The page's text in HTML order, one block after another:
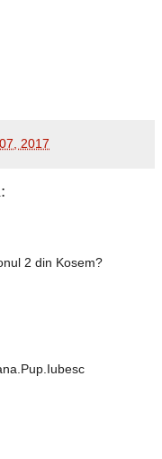
2017
2 din Kosem?